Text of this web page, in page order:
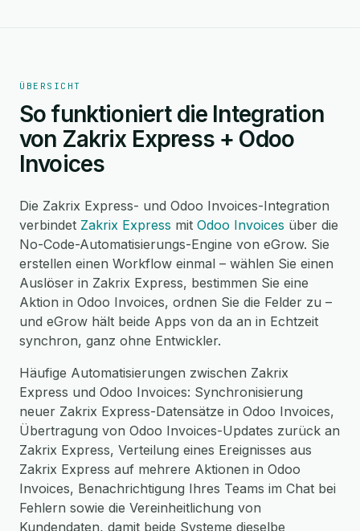
ÜBERSICHT
So funktioniert die Integration
von Zakrix Express + Odoo
Invoices
Die Zakrix Express- und Odoo Invoices-Integration
verbindet Zakrix Express mit Odoo Invoices über die
No-Code-Automatisierungs-Engine von eGrow. Sie
erstellen einen Workflow einmal – wählen Sie einen
Auslöser in Zakrix Express, bestimmen Sie eine
Aktion in Odoo Invoices, ordnen Sie die Felder zu –
und eGrow hält beide Apps von da an in Echtzeit
synchron, ganz ohne Entwickler.
Häufige Automatisierungen zwischen Zakrix
Express und Odoo Invoices: Synchronisierung
neuer Zakrix Express-Datensätze in Odoo Invoices,
Übertragung von Odoo Invoices-Updates zurück an
Zakrix Express, Verteilung eines Ereignisses aus
Zakrix Express auf mehrere Aktionen in Odoo
Invoices, Benachrichtigung Ihres Teams im Chat bei
Fehlern sowie die Vereinheitlichung von
Kundendaten, damit beide Systeme dieselbe